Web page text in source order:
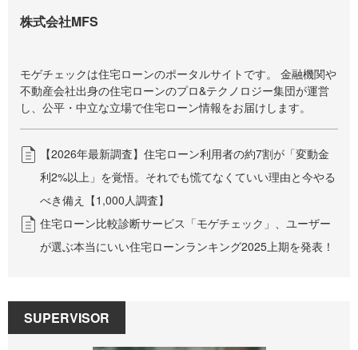
株式会社MFS
モゲチェックは住宅ローンのポータルサイトです。 金融機関や
不動産会社出身の住宅ローンのプロ&テクノロジー集団が運営
し、公平・中立な立場で住宅ローン情報をお届けします。
【2026年最新調査】住宅ローン利用者の約7割が「変動金
利2%以上」を覚悟。それでも慌てなくていい理由と今やる
べき備え【1,000人調査】
住宅ローン比較診断サービス「モゲチェック」、ユーザー
が選ぶ本当にいい住宅ローンランキング2025上期を発表！
SUPERVISOR